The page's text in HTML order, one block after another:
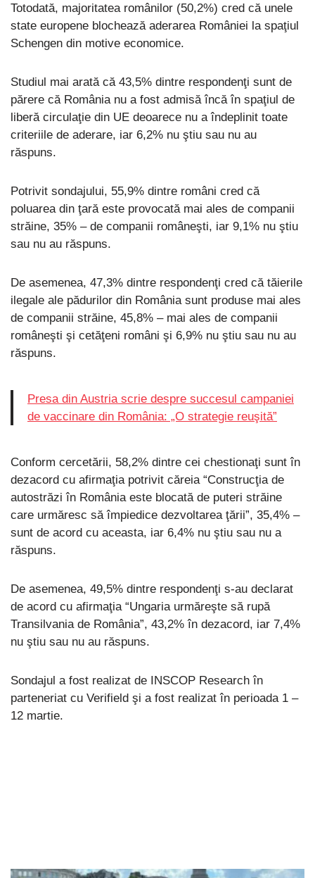
Totodată, majoritatea românilor (50,2%) cred că unele
state europene blochează aderarea României la spaţiul
Schengen din motive economice.
Studiul mai arată că 43,5% dintre respondenţi sunt de
părere că România nu a fost admisă încă în spaţiul de
liberă circulaţie din UE deoarece nu a îndeplinit toate
criteriile de aderare, iar 6,2% nu ştiu sau nu au
răspuns.
Potrivit sondajului, 55,9% dintre români cred că
poluarea din ţară este provocată mai ales de companii
străine, 35% – de companii româneşti, iar 9,1% nu ştiu
sau nu au răspuns.
De asemenea, 47,3% dintre respondenţi cred că tăierile
ilegale ale pădurilor din România sunt produse mai ales
de companii străine, 45,8% – mai ales de companii
româneşti şi cetăţeni români şi 6,9% nu ştiu sau nu au
răspuns.
Presa din Austria scrie despre succesul campaniei
de vaccinare din România: „O strategie reuşită”
Conform cercetării, 58,2% dintre cei chestionaţi sunt în
dezacord cu afirmaţia potrivit căreia “Construcţia de
autostrăzi în România este blocată de puteri străine
care urmăresc să împiedice dezvoltarea ţării”, 35,4% –
sunt de acord cu aceasta, iar 6,4% nu ştiu sau nu a
răspuns.
De asemenea, 49,5% dintre respondenţi s-au declarat
de acord cu afirmaţia “Ungaria urmăreşte să rupă
Transilvania de România”, 43,2% în dezacord, iar 7,4%
nu ştiu sau nu au răspuns.
Sondajul a fost realizat de INSCOP Research în
parteneriat cu Verifield şi a fost realizat în perioada 1 –
12 martie.